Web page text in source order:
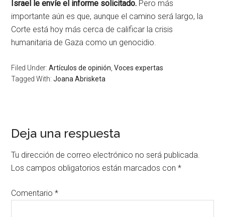
Israel le envíe el informe solicitado. Pero más
importante aún es que, aunque el camino será largo, la
Corte está hoy más cerca de calificar la crisis
humanitaria de Gaza como un genocidio.
Filed Under:Artículos de opinión ,Voces expertas
Tagged With:Joana Abrisketa
Deja una respuesta
Tu dirección de correo electrónico no será publicada.
Los campos obligatorios están marcados con*
Comentario*